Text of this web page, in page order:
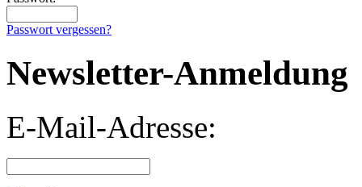
Passwort vergessen?
Newsletter-Anmeldung
E-Mail-Adresse: